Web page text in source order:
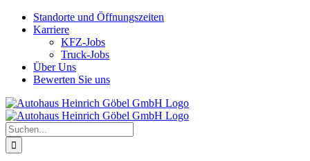
Skip
Standorte und Öffnungszeiten
Karriere
KFZ-Jobs
Truck-Jobs
Über Uns
Bewerten Sie uns
Suche
nach: